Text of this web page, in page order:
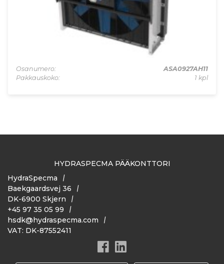
Osanumero:
ASA0927AH11
Pakkauskoko:
1 kpl
HYDRASPECMA PÄÄKONTTORI
HydraSpecma
Baekgaardsvej 36
DK-6900 Skjern
+45 97 35 05 99
hsdk@hydraspecma.com
VAT: DK-87552411